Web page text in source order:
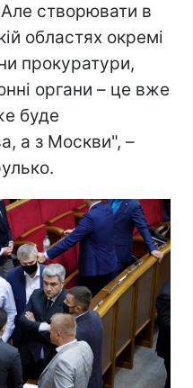
створювати в
областях окремі
прокуратури,
органи – це вже
буде
а з Москви", –